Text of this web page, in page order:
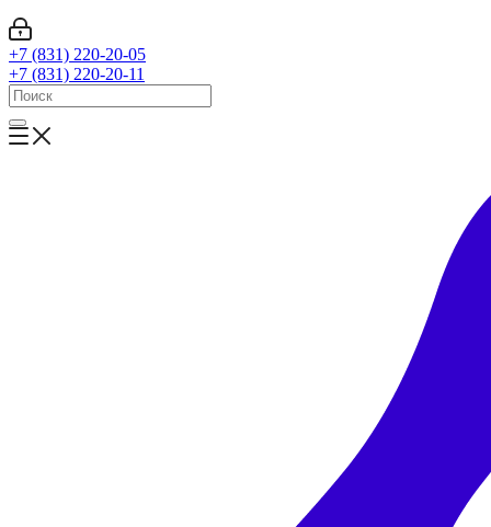
+7 (831) 220-20-05
+7 (831) 220-20-11